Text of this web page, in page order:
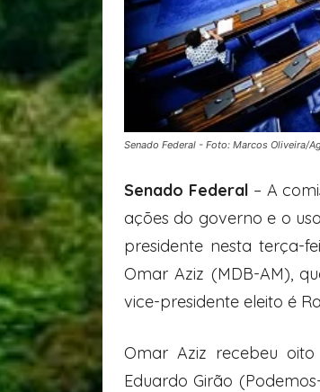
Senado Federal - Foto: Marcos Oliveira/
Senado Federal – A
ações do governo e o
presidente nesta terça-
Omar Aziz (MDB-AM),
vice-presidente eleito é
Omar Aziz recebeu
Eduardo Girão